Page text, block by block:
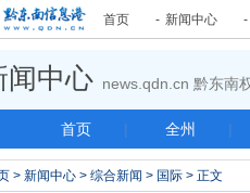
首页 - 新闻中心 -
闻中心 news.qdn.cn 黔东南
首页 | 全州 |
> 新闻中心 > 综合新闻 > 国际 > 正文